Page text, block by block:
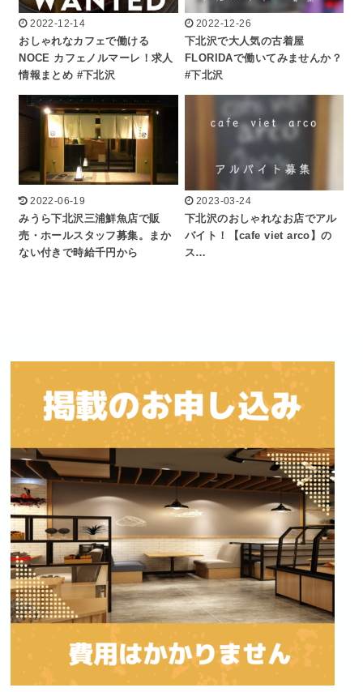
2022-12-14
おしゃれなカフェで働ける
NOCE カフェノルマーレ！求人
情報まとめ #下北沢
2022-12-26
下北沢で大人気の古着屋
FLORIDAで働いてみませんか？
#下北沢
2022-06-19
みうら下北沢三浦鮮魚店で販
売・ホールスタッフ募集。まか
ない付きで時給千円から
2023-03-24
下北沢のおしゃれなお店でアル
バイト！【cafe viet arco】の
ス…